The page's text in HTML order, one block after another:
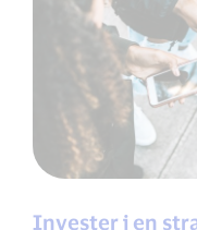
Invester i en